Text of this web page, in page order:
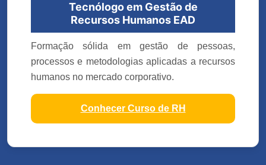
Tecnólogo em Gestão de
Recursos Humanos EAD
Formação sólida em gestão de pessoas,
processos e metodologias aplicadas a recursos
humanos no mercado corporativo.
Conhecer Curso de RH